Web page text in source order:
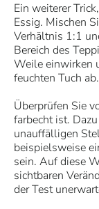
Ein weiterer
Essig. Mischen
Verhältnis 1:1
Bereich des
Weile einwirken
feuchten Tuch ab.
Überprüfen Sie
farbecht ist.
unauffälligen
beispielsweise
sein. Auf diese
sichtbaren
der Test